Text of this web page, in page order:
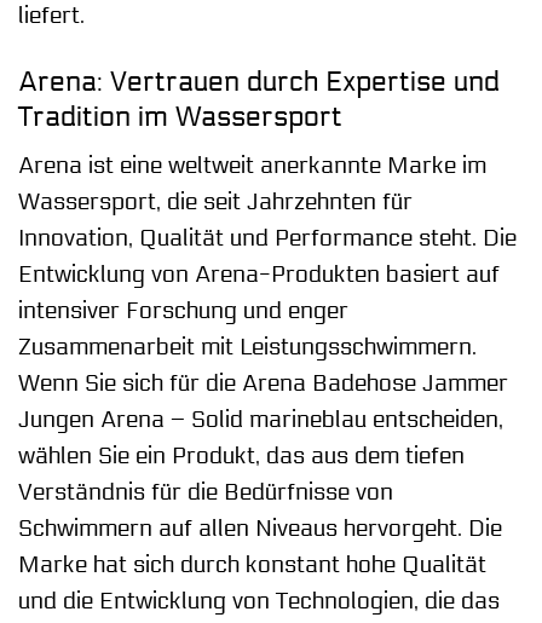
liefert.
Arena: Vertrauen durch Expertise und
Tradition im Wassersport
Arena ist eine weltweit anerkannte Marke im
Wassersport, die seit Jahrzehnten für
Innovation, Qualität und Performance steht. Die
Entwicklung von Arena-Produkten basiert auf
intensiver Forschung und enger
Zusammenarbeit mit Leistungsschwimmern.
Wenn Sie sich für die Arena Badehose Jammer
Jungen Arena – Solid marineblau entscheiden,
wählen Sie ein Produkt, das aus dem tiefen
Verständnis für die Bedürfnisse von
Schwimmern auf allen Niveaus hervorgeht. Die
Marke hat sich durch konstant hohe Qualität
und die Entwicklung von Technologien, die das